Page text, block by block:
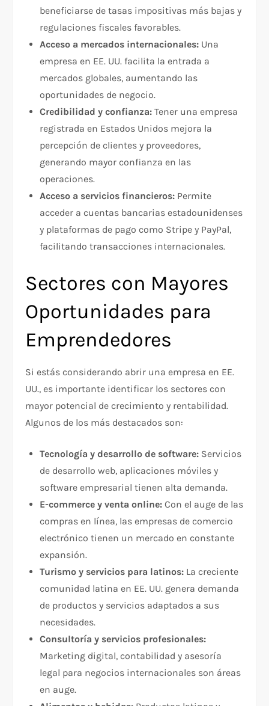
beneficiarse de tasas impositivas más bajas y
regulaciones fiscales favorables.
Acceso a mercados internacionales: Una
empresa en EE. UU. facilita la entrada a
mercados globales, aumentando las
oportunidades de negocio.
Credibilidad y confianza: Tener una empresa
registrada en Estados Unidos mejora la
percepción de clientes y proveedores,
generando mayor confianza en las
operaciones.
Acceso a servicios financieros: Permite
acceder a cuentas bancarias estadounidenses
y plataformas de pago como Stripe y PayPal,
facilitando transacciones internacionales.
Sectores con Mayores
Oportunidades para
Emprendedores
Si estás considerando abrir una empresa en EE.
UU., es importante identificar los sectores con
mayor potencial de crecimiento y rentabilidad.
Algunos de los más destacados son:
Tecnología y desarrollo de software: Servicios
de desarrollo web, aplicaciones móviles y
software empresarial tienen alta demanda.
E-commerce y venta online: Con el auge de las
compras en línea, las empresas de comercio
electrónico tienen un mercado en constante
expansión.
Turismo y servicios para latinos: La creciente
comunidad latina en EE. UU. genera demanda
de productos y servicios adaptados a sus
necesidades.
Consultoría y servicios profesionales:
Marketing digital, contabilidad y asesoría
legal para negocios internacionales son áreas
en auge.